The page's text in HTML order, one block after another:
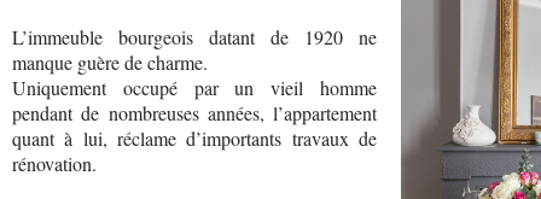
L’immeuble bourgeois datant de 1920 ne
manque guère de charme.
Uniquement occupé par un vieil homme
pendant de nombreuses années, l’appartement
quant à lui, réclame d’importants travaux de
rénovation.